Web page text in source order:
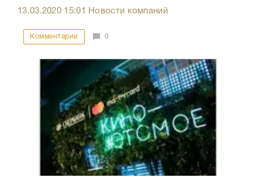
13.03.2020 15:01 Новости компаний
Комментарии 0